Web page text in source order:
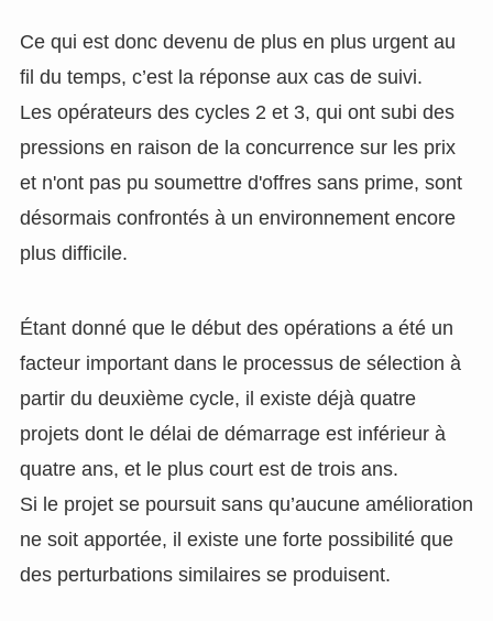
Ce qui est donc devenu de plus en plus urgent au
fil du temps, c’est la réponse aux cas de suivi.
Les opérateurs des cycles 2 et 3, qui ont subi des
pressions en raison de la concurrence sur les prix
et n'ont pas pu soumettre d'offres sans prime, sont
désormais confrontés à un environnement encore
plus difficile.
Étant donné que le début des opérations a été un
facteur important dans le processus de sélection à
partir du deuxième cycle, il existe déjà quatre
projets dont le délai de démarrage est inférieur à
quatre ans, et le plus court est de trois ans.
Si le projet se poursuit sans qu’aucune amélioration
ne soit apportée, il existe une forte possibilité que
des perturbations similaires se produisent.